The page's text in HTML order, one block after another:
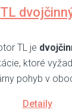
TL
TL je
ktoré
pohyb v
Detaily